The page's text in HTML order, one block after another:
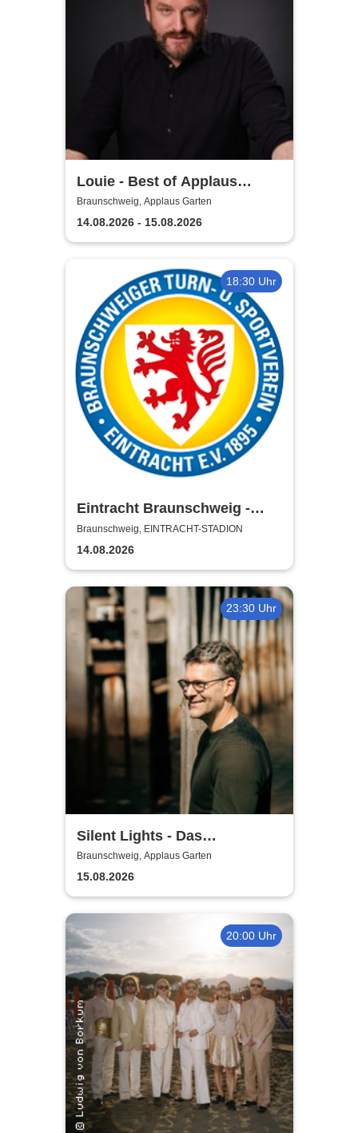
Louie - Best of Applaus
Garten
Braunschweig, Applaus Garten
14.08.2026 - 15.08.2026
18:30 Uhr
Eintracht Braunschweig -
Saison 2026/27
Braunschweig, EINTRACHT-STADION
14.08.2026
23:30 Uhr
Silent Lights - Das
Mitternachtskonzert
Braunschweig, Applaus Garten
15.08.2026
20:00 Uhr